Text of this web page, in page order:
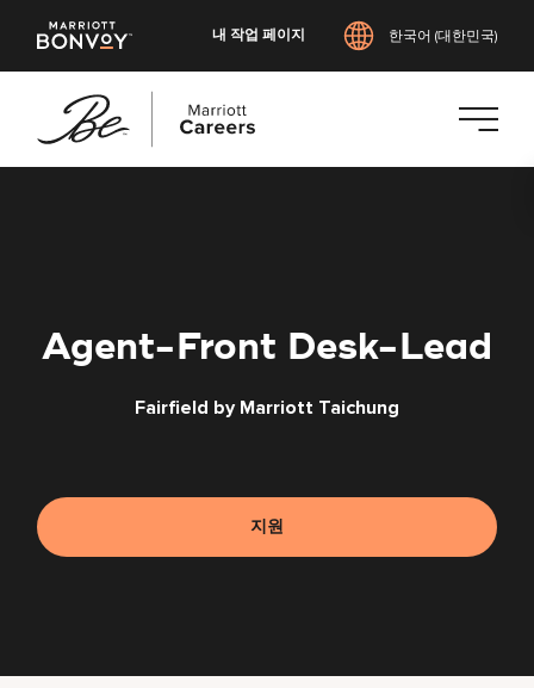
내 작업 페이지 한국어 (대한민국)
Agent-Front Desk-Lead
Fairfield by Marriott Taichung
지원